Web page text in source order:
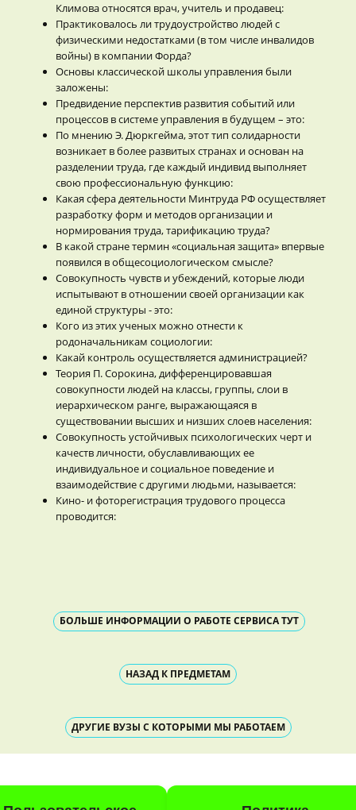
Климова относятся врач, учитель и продавец:
Практиковалось ли трудоустройство людей с
физическими недостатками (в том числе инвалидов
войны) в компании Форда?
Основы классической школы управления были
заложены:
Предвидение перспектив развития событий или
процессов в системе управления в будущем – это:
По мнению Э. Дюркгейма, этот тип солидарности
возникает в более развитых странах и основан на
разделении труда, где каждый индивид выполняет
свою профессиональную функцию:
Какая сфера деятельности Минтруда РФ осуществляет
разработку форм и методов организации и
нормирования труда, тарификацию труда?
В какой стране термин «социальная защита» впервые
появился в общесоциологическом смысле?
Совокупность чувств и убеждений, которые люди
испытывают в отношении своей организации как
единой структуры - это:
Кого из этих ученых можно отнести к
родоначальникам социологии:
Какай контроль осуществляется администрацией?
Теория П. Сорокина, дифференцировавшая
совокупности людей на классы, группы, слои в
иерархическом ранге, выражающаяся в
существовании высших и низших слоев населения:
Совокупность устойчивых психологических черт и
качеств личности, обуславливающих ее
индивидуальное и социальное поведение и
взаимодействие с другими людьми, называется:
Кино- и фоторегистрация трудового процесса
проводится:
БОЛЬШЕ ИНФОРМАЦИИ О РАБОТЕ СЕРВИСА ТУТ
НАЗАД К ПРЕДМЕТАМ
ДРУГИЕ ВУЗЫ С КОТОРЫМИ МЫ РАБОТАЕМ